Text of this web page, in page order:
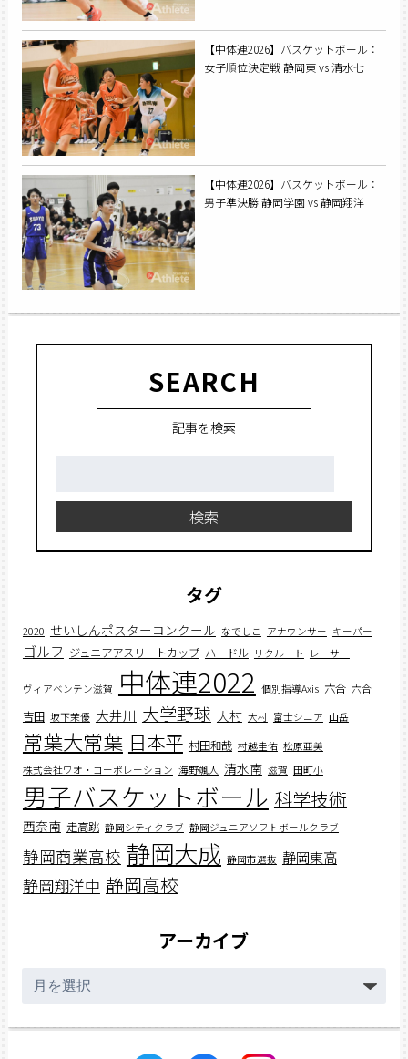
【中体連2026】バスケットボール：
女子順位決定戦 静岡東 vs 清水七
【中体連2026】バスケットボール：
男子準決勝 静岡学園 vs 静岡翔洋
SEARCH
記事を検索
検索
タグ
2020 せいしんポスターコンクール なでしこ アナウンサー キーパー
ゴルフ ジュニアアスリートカップ ハードル リクルート レーサー
ヴィアベンテン滋賀 中体連2022 個別指導Axis 六合 六合
吉田 坂下茉優 大井川 大学野球 大村 大村 富士シニア 山岳
常葉大常葉 日本平 村田和哉 村越圭佑 松原亜美
株式会社ワオ・コーポレーション 海野颯人 清水南 滋賀 田町小
男子バスケットボール 科学技術
西奈南 走高跳 静岡シティクラブ 静岡ジュニアソフトボールクラブ
静岡商業高校 静岡大成 静岡市選抜 静岡東高
静岡翔洋中 静岡高校
アーカイブ
ー